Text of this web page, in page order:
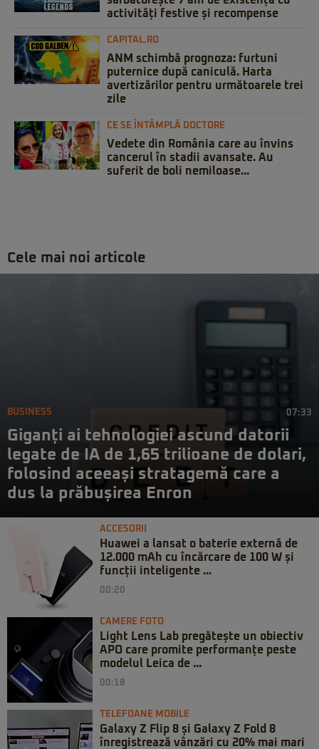
activități festive și recompense
CAPITAL.RO
ANM schimbă prognoza: furtuni
puternice după caniculă. Harta
avertizărilor pentru următoarele trei
zile
CE SE ÎNTÂMPLĂ DOCTORE
Vedete din România care au învins
cancerul în stadii avansate. Au
suferit de boli nemiloase...
Cele mai noi articole
BUSINESS 07:33
Giganți ai tehnologiei ascund datorii
legate de IA de 1,65 trilioane de dolari,
folosind aceeași stratagemă care a
dus la prăbușirea Enron
ACCESORII
Huawei a lansat o baterie externă de
12.000 mAh cu încărcare de 100 W și
funcții inteligente ...
00:20
CAMERE FOTO
Light Lens Lab pregătește un obiectiv
APO care promite performanțe peste
modelul Leica de ...
00:18
TELEFOANE MOBILE
Galaxy Z Flip 8 și Galaxy Z Fold 8
înregistrează vânzări cu 20% mai mari